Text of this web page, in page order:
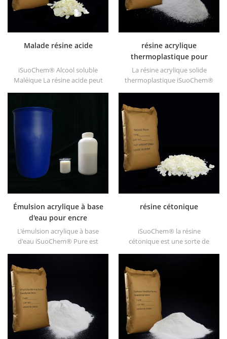
Malade résine acide
iSuoChem® Alcool soluble
Maléique La résine acide peut
d'alcool ou alcoolique solvant.
résine acrylique
thermoplastique pour
encre
La résine acrylique solide
thermoplastique iSuoChem®
à solvant, les vernis, les
peintures plastiques, les
peintures pour conteneurs,
Émulsion acrylique à base
d'eau pour encre
L'émulsion acrylique à base
d'eau iSuoChem® Pure est
l'encre et l'OPV, l'apprêt UV et
l'encre plastique.
résine cétonique
iSuoChem® la résine
cétonique est une sorte de
couleur claire. et il est soluble
dans tous les solvants utilisés
dans l'industrie du
revêtement, à l'exception de
l'alcane gras et de l'eau.